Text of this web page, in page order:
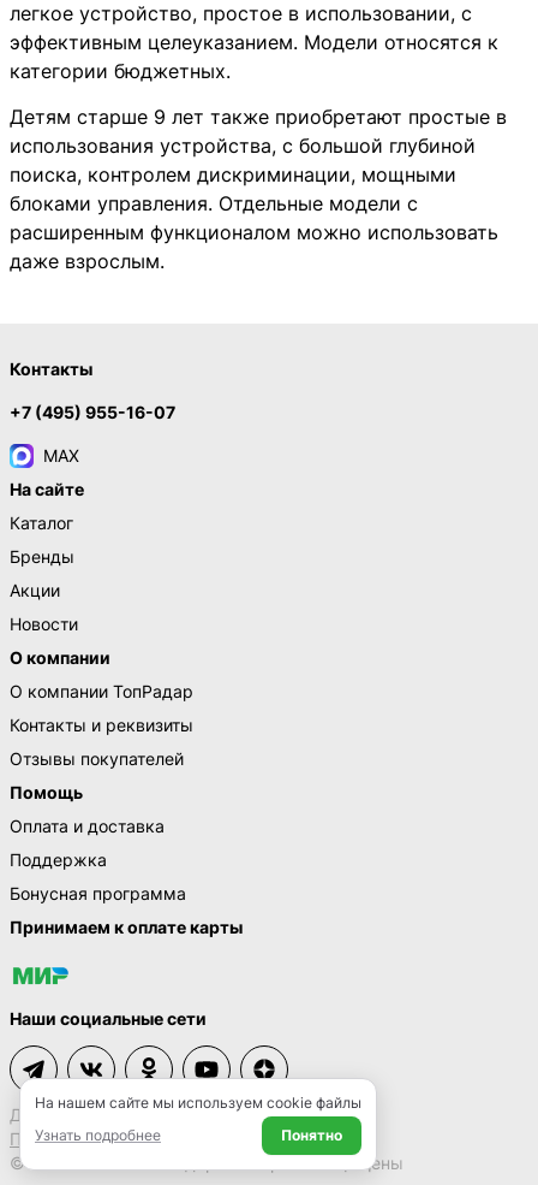
легкое устройство, простое в использовании, с
эффективным целеуказанием. Модели относятся к
категории бюджетных.
Детям старше 9 лет также приобретают простые в
использования устройства, с большой глубиной
поиска, контролем дискриминации, мощными
блоками управления. Отдельные модели с
расширенным функционалом можно использовать
даже взрослым.
Контакты
+7 (495) 955-16-07
MAX
На сайте
Каталог
Бренды
Акции
Новости
О компании
О компании ТопРадар
Контакты и реквизиты
Отзывы покупателей
Помощь
Оплата и доставка
Поддержка
Бонусная программа
Принимаем к оплате карты
Наши социальные сети
Договор-оферта
Политика конфиденциальности
© 2009 – 2026 ТопРадар. Все права защищены
На нашем сайте мы используем cookie файлы
Узнать подробнее
Понятно